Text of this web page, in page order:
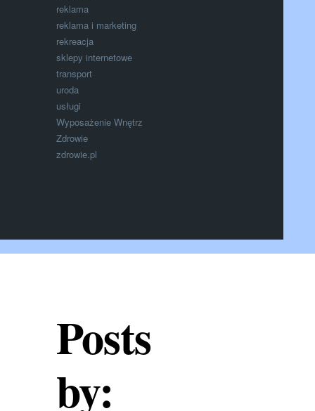
reklama
reklama i marketing
rekreacja
sklepy internetowe
transport
uroda
usługi
Wyposażenie Wnętrz
Zdrowie
zdrowie.pl
Posts
by: